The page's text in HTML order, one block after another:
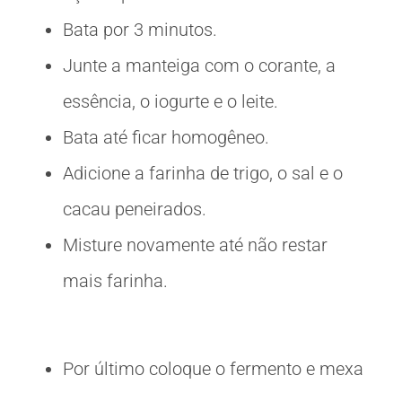
Bata por 3 minutos.
Junte a manteiga com o corante, a
essência, o iogurte e o leite.
Bata até ficar homogêneo.
Adicione a farinha de trigo, o sal e o
cacau peneirados.
Misture novamente até não restar
mais farinha.
Por último coloque o fermento e mexa